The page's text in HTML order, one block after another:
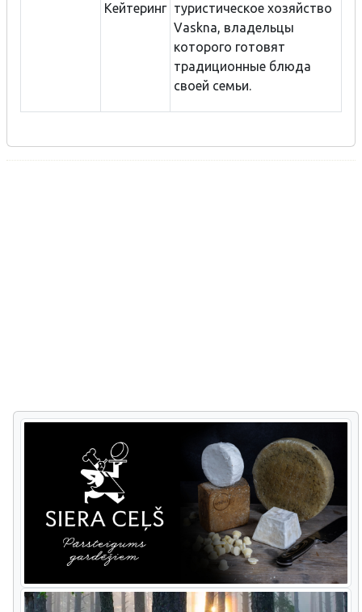
Кейтеринг туристическое хозяйство
Vaskna, владельцы
которого готовят
традиционные блюда
своей семьи.